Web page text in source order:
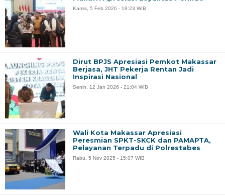
Kamis, 5 Feb 2026 - 19:23 WIB
Dirut BPJS Apresiasi Pemkot Makassar
Berjasa, JHT Pekerja Rentan Jadi
Inspirasi Nasional
Senin, 12 Jan 2026 - 21:04 WIB
Wali Kota Makassar Apresiasi
Peresmian SPKT-SKCK dan PAMAPTA,
Pelayanan Terpadu di Polrestabes
Rabu, 5 Nov 2025 - 15:07 WIB